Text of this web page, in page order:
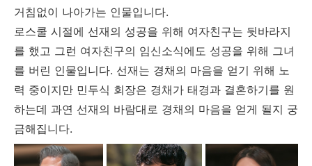
거침없이 나아가는 인물입니다.
로스쿨 시절에 선재의 성공을 위해 여자친구는 뒷바라지
를 했고 그런 여자친구의 임신소식에도 성공을 위해 그녀
를 버린 인물입니다. 선재는 경채의 마음을 얻기 위해 노
력 중이지만 민두식 회장은 경채가 태경과 결혼하기를 원
하는데 과연 선재의 바람대로 경채의 마음을 얻게 될지 궁
금해집니다.